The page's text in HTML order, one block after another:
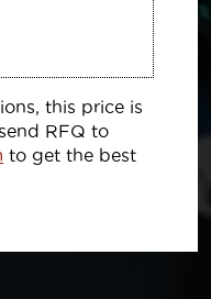
this price is
RFQ to
to get the best